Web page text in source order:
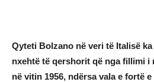
Qyteti Bolzano në veri të Italisë
nxehtë të qershorit që nga fillimi i
në vitin 1956, ndërsa vala e fortë